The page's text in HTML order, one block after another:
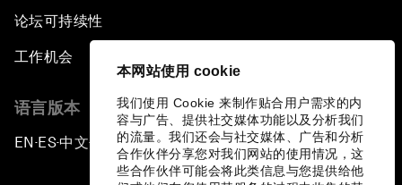
本网站使用 cookie
我们使用 Cookie 来制作贴合用户需求的内
容与广告、提供社交媒体功能以及分析我们
的流量。我们还会与社交媒体、广告和分析
合作伙伴分享您对我们网站的使用情况，这
些合作伙伴可能会将此类信息与您提供给他
论坛可持续性
工作机会
语言版本
EN ▪ ES▪中文▪ 日本語